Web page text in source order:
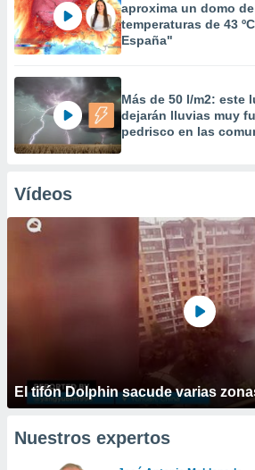
aproxima un domo
temperaturas de 43
España"
Más de 50 l/m2: este
dejarán lluvias muy
pedrisco en las
Vídeos
El tifón Dolphin sacude varias
Nuestros expertos